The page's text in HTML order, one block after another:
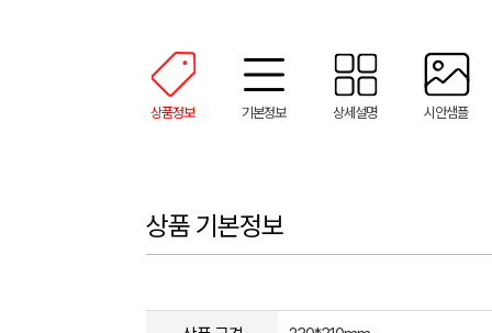
상품정보 기본정보 상세설명 시안샘플
상품 기본정보